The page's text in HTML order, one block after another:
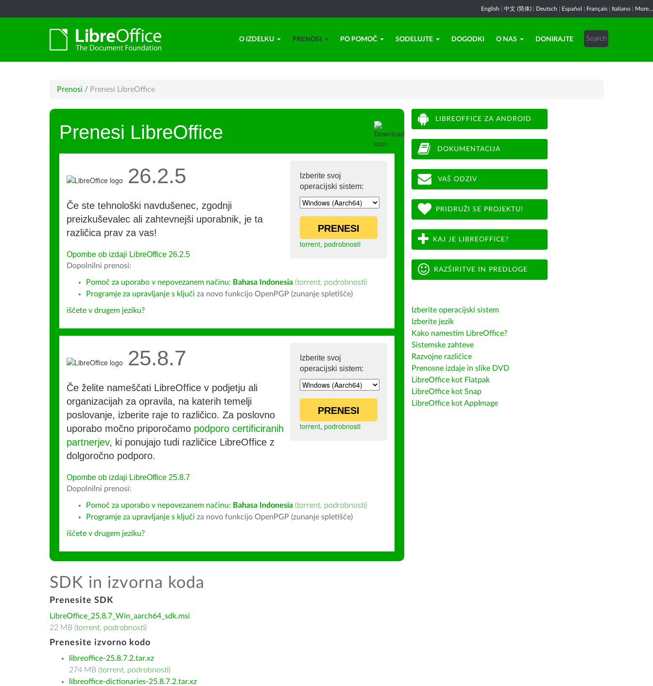
English 中文 (简体) Deutsch Español Français Italiano More...
O IZDELKU PRENOSI PO POMOČ SODELUJTE DOGODKI O NAS DONIRAJTE
Prenosi / Prenesi LibreOffice
Prenesi LibreOffice
Izberite svoj
operacijski sistem:
PRENESI
torrent, podrobnosti
26.2.5
Če ste tehnološki navdušenec, zgodnji
preizkuševalec ali zahtevnejši uporabnik, je ta
različica prav za vas!
Opombe ob izdaji LibreOffice 26.2.5
Dopolnilni prenosi:
Pomoč za uporabo v nepovezanem načinu: Bahasa Indonesia (torrent, podrobnosti)
Programje za upravljanje s ključi za novo funkcijo OpenPGP (zunanje spletišče)
iščete v drugem jeziku?
Izberite svoj
operacijski sistem:
PRENESI
torrent, podrobnosti
25.8.7
Če želite nameščati LibreOffice v podjetju ali
organizacijah za opravila, na katerih temelji
poslovanje, izberite raje to različico. Za poslovno
uporabo močno priporočamo podporo certificiranih
partnerjev, ki ponujajo tudi različice LibreOffice z
dolgoročno podporo.
Opombe ob izdaji LibreOffice 25.8.7
Dopolnilni prenosi:
Pomoč za uporabo v nepovezanem načinu: Bahasa Indonesia (torrent, podrobnosti)
Programje za upravljanje s ključi za novo funkcijo OpenPGP (zunanje spletišče)
iščete v drugem jeziku?
SDK in izvorna koda
Prenesite SDK
LibreOffice_25.8.7_Win_aarch64_sdk.msi
22 MB (torrent, podrobnosti)
Prenesite izvorno kodo
libreoffice-25.8.7.2.tar.xz
274 MB (torrent, podrobnosti)
libreoffice-dictionaries-25.8.7.2.tar.xz
LIBREOFFICE ZA ANDROID
DOKUMENTACIJA
VAŠ ODZIV
PRIDRUŽI SE PROJEKTU!
KAJ JE LIBREOFFICE?
RAZŠIRITVE IN PREDLOGE
Izberite operacijski sistem
Izberite jezik
Kako namestim LibreOffice?
Sistemske zahteve
Razvojne različice
Prenosne izdaje in slike DVD
LibreOffice kot Flatpak
LibreOffice kot Snap
LibreOffice kot AppImage